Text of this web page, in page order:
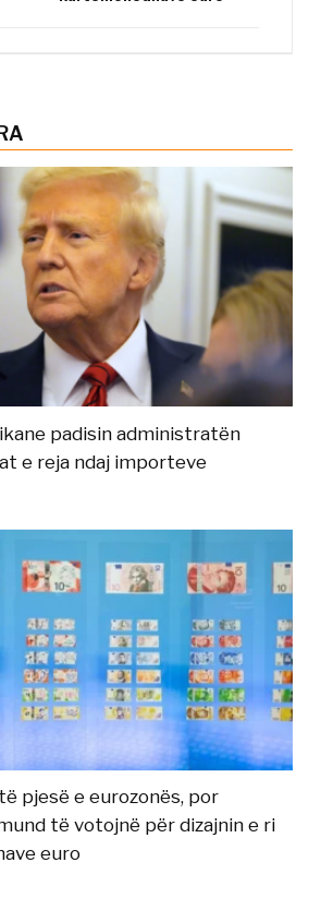
padisin administratën
e reja ndaj importeve
pjesë e eurozonës, por
të votojnë për dizajnin e ri
euro